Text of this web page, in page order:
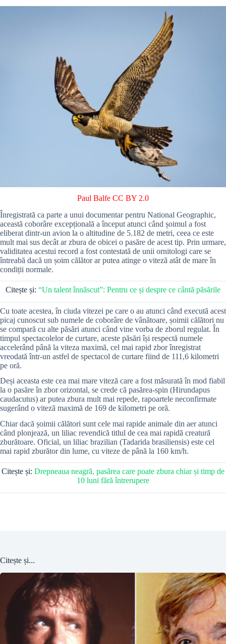
Paul Balfe CC BY 2.0
Înregistrată ca parte a unui documentar pentru National Geographic,
această coborâre excepțională a început atunci când șoimul a fost
eliberat dintr-un avion la o altitudine de 5.182 de metri, ceea ce este
mult mai sus decât ar zbura de obicei o pasăre de acest tip. Prin urmare,
validitatea acestui record a fost contestată de unii ornitologi care se
întreabă dacă un șoim călător ar putea atinge o viteză atât de mare în
condiții normale.
Citește și: “Un talent înnăscut”: Pentru ce și despre ce cântă păsările
Cu toate acestea, în ciuda vitezei pe care o au atunci când execută acest
picaj cunoscut sub numele de coborâre de vânătoare, șoimii călători nu
se compară cu alte păsări atunci când vine vorba de zborul regulat. În
timpul spectacolelor de curtare, aceste păsări își respectă numele
accelerând până la viteza maximă, cel mai rapid zbor înregistrat
vreodată într-un astfel de spectacol de curtare fiind de 111,6 kilometri
pe oră.
Deși aceasta este cea mai mare viteză care a fost măsurată în mod fiabil
la o pasăre în zbor orizontal, se crede că pasărea-spin (Hirundapus
caudacutus) ar putea zbura mult mai repede, rapoartele neconfirmate
sugerând o viteză maximă de 169 de kilometri pe oră.
Chiar dacă șoimii călători sunt cele mai rapide animale din aer atunci
când plonjează, un liliac revendică titlul de cea mai rapidă creatură
zburătoare. Oficial, un liliac brazilian (Tadarida brasiliensis) este cel
mai rapid zburător din lume, cu viteze de până la 160 km/h.
Citește și: Drepneaua neagră, pasărea care poate zbura chiar și timp de
10 luni fără întrerupere
Citește și...